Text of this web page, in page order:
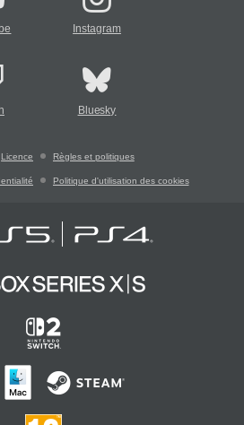
Instagram
Bluesky
Licence Règles et politiques
Politique d'utilisation des cookies